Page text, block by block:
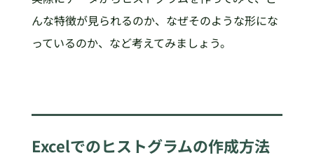
んな特徴が見られるのか、なぜそのような形にな
っているのか、など考えてみましょう。
Excelでのヒストグラムの作成方法